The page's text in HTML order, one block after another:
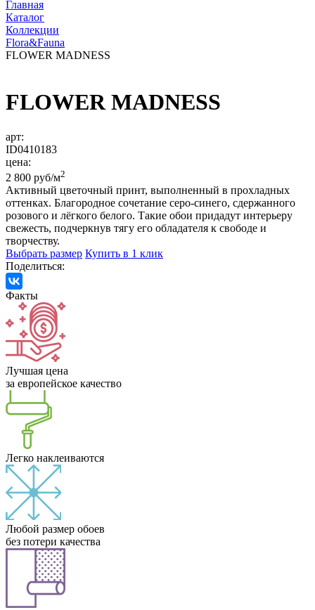
Главная
Каталог
Коллекции
Flora&Fauna
FLOWER MADNESS
FLOWER MADNESS
арт:
ID0410183
цена:
2 800 руб/м2
Активный цветочный принт, выполненный в прохладных
оттенках. Благородное сочетание серо-синего, сдержанного
розового и лёгкого белого. Такие обои придадут интерьеру
свежесть, подчеркнув тягу его обладателя к свободе и
творчеству.
Выбрать размер Купить в 1 клик
Поделиться:
Факты
Лучшая цена
за европейское качество
Легко наклеиваются
Любой размер обоев
без потери качества